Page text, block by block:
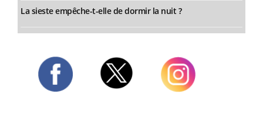
La sieste empêche-t-elle de dormir la nuit ?